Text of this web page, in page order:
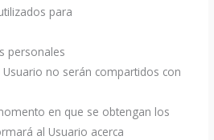
para
personales
no serán compartidos con
en que se obtengan los
al Usuario acerca